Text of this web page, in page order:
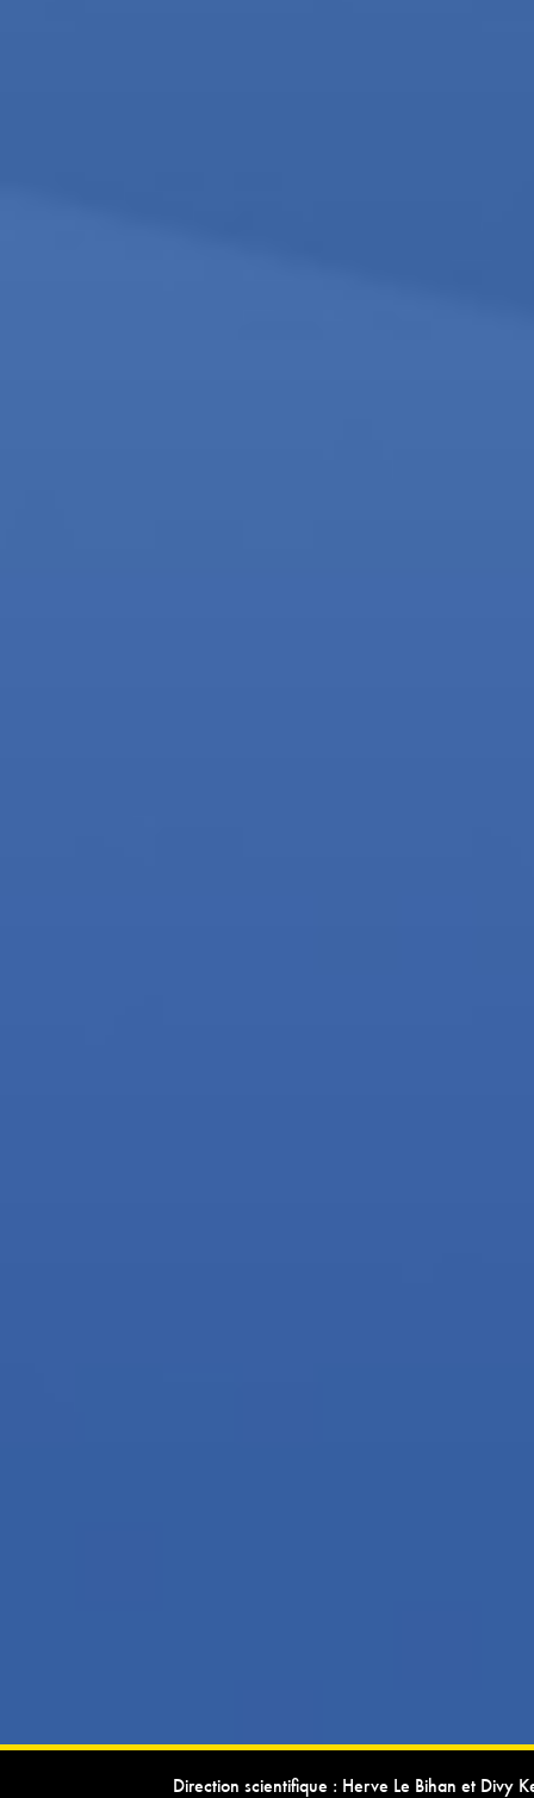
Direction scientifique : Herve Le Bihan et Divy